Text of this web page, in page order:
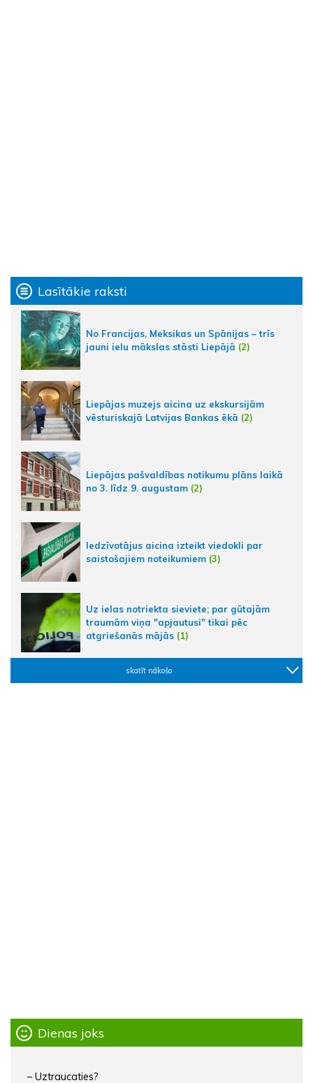
Lasītākie raksti
No Francijas, Meksikas un Spānijas – trīs
jauni ielu mākslas stāsti Liepājā (2)
Liepājas muzejs aicina uz ekskursijām
vēsturiskajā Latvijas Bankas ēkā (2)
Liepājas pašvaldības notikumu plāns laikā
no 3. līdz 9. augustam (2)
Iedzīvotājus aicina izteikt viedokli par
saistošajiem noteikumiem (3)
Uz ielas notriekta sieviete; par gūtajām
traumām viņa "apjautusi" tikai pēc
atgriešanās mājās (1)
skatīt nākošo
Dienas joks
– Uztraucaties?